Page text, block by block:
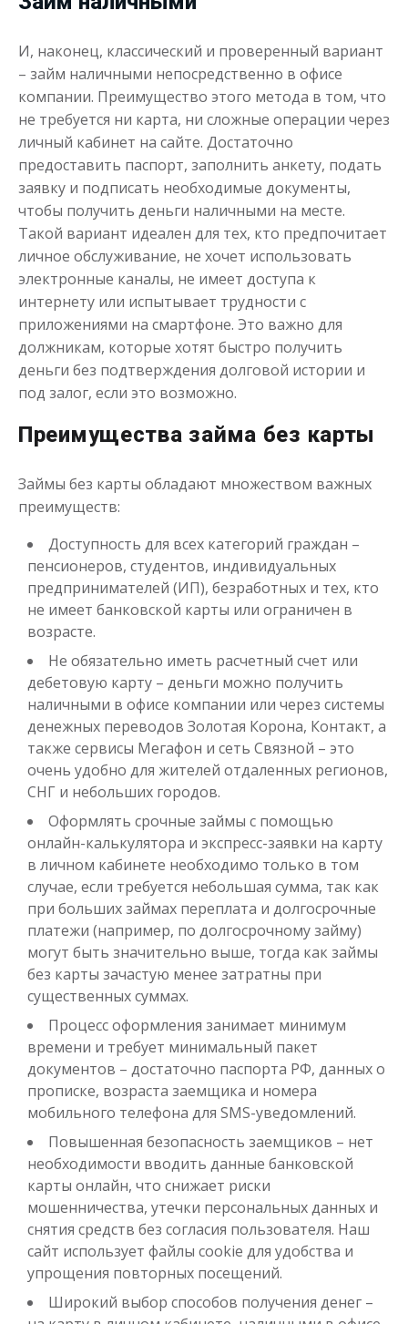
И, наконец, классический и проверенный вариант
– займ наличными непосредственно в офисе
компании. Преимущество этого метода в том, что
не требуется ни карта, ни сложные операции через
личный кабинет на сайте. Достаточно
предоставить паспорт, заполнить анкету, подать
заявку и подписать необходимые документы,
чтобы получить деньги наличными на месте.
Такой вариант идеален для тех, кто предпочитает
личное обслуживание, не хочет использовать
электронные каналы, не имеет доступа к
интернету или испытывает трудности с
приложениями на смартфоне. Это важно для
должникам, которые хотят быстро получить
деньги без подтверждения долговой истории и
под залог, если это возможно.
Преимущества займа без карты
Займы без карты обладают множеством важных
преимуществ:
Доступность для всех категорий граждан –
пенсионеров, студентов, индивидуальных
предпринимателей (ИП), безработных и тех, кто
не имеет банковской карты или ограничен в
возрасте.
Не обязательно иметь расчетный счет или
дебетовую карту – деньги можно получить
наличными в офисе компании или через системы
денежных переводов Золотая Корона, Контакт, а
также сервисы Мегафон и сеть Связной – это
очень удобно для жителей отдаленных регионов,
СНГ и небольших городов.
Оформлять срочные займы с помощью
онлайн-калькулятора и экспресс-заявки на карту
в личном кабинете необходимо только в том
случае, если требуется небольшая сумма, так как
при больших займах переплата и долгосрочные
платежи (например, по долгосрочному займу)
могут быть значительно выше, тогда как займы
без карты зачастую менее затратны при
существенных суммах.
Процесс оформления занимает минимум
времени и требует минимальный пакет
документов – достаточно паспорта РФ, данных о
прописке, возраста заемщика и номера
мобильного телефона для SMS-уведомлений.
Повышенная безопасность заемщиков – нет
необходимости вводить данные банковской
карты онлайн, что снижает риски
мошенничества, утечки персональных данных и
снятия средств без согласия пользователя. Наш
сайт использует файлы cookie для удобства и
упрощения повторных посещений.
Широкий выбор способов получения денег –